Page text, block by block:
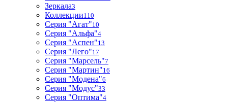
Зеркала3
Коллекции110
Серия "Агат"10
Серия "Альфа"4
Серия "Аспен"13
Серия "Лего"17
Серия "Марсель"7
Серия "Мартин"16
Серия "Модена"6
Серия "Модус"33
Серия "Оптима"4